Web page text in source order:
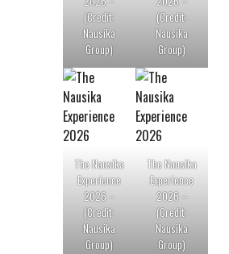
(Credit:
Nausika
Group)
(Credit:
Nausika
Group)
The Nausika
Experience
2026 –
(Credit:
Nausika
Group)
The Nausika
Experience
2026 –
(Credit:
Nausika
Group)